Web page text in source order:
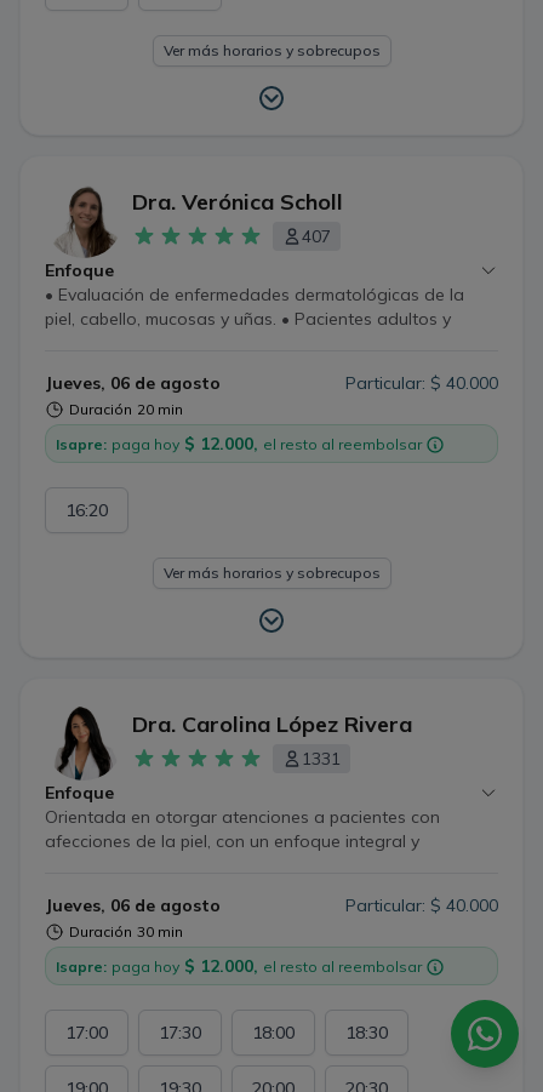
Ver más horarios y sobrecupos
Dra. Verónica Scholl
407
Enfoque
• Evaluación de enfermedades dermatológicas de la
piel, cabello, mucosas y uñas. • Pacientes adultos y
Jueves, 06 de agosto
Duración 20 min
Particular: $ 40.000
Isapre: paga hoy $ 12.000, el resto al reembolsar
16:20
Ver más horarios y sobrecupos
Dra. Carolina López Rivera
1331
Enfoque
Orientada en otorgar atenciones a pacientes con
afecciones de la piel, con un enfoque integral y
derivadas del trabajo, tanto dermatológicas como de la
esfera de salud mental tan predominantes como el
estrés laboral, ayudando mediante terapias accesibles y
la intervención de los estilos de vida.
Jueves, 06 de agosto
Duración 30 min
Particular: $ 40.000
Isapre: paga hoy $ 12.000, el resto al reembolsar
17:00 17:30 18:00 18:30